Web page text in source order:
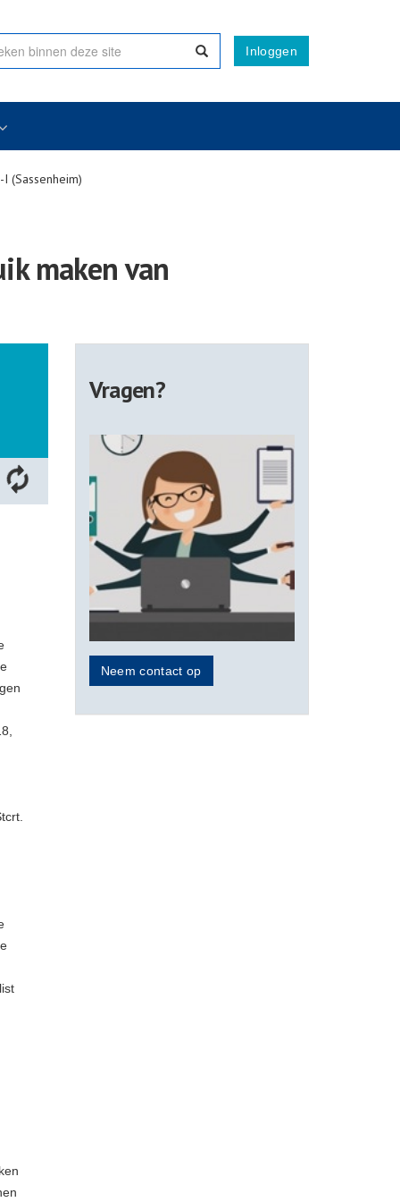
Inloggen
(Sassenheim)
maken van
Vragen?
Neem contact op